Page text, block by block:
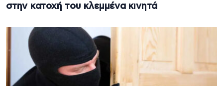
στην κατοχή του κλεμμένα κινητά